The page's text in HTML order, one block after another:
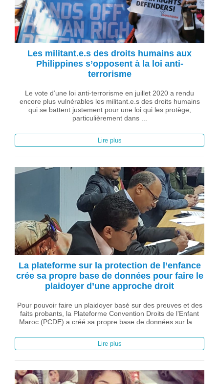
Les militant.e.s des droits humains aux
Philippines s’opposent à la loi anti-
terrorisme
Le vote d’une loi anti-terrorisme en juillet 2020 a rendu
encore plus vulnérables les militant.e.s des droits humains
qui se battent justement pour une loi qui les protège,
particulièrement dans ...
Lire plus
La plateforme sur la protection de l’enfance
crée sa propre base de données pour faire le
plaidoyer d’une approche droit
Pour pouvoir faire un plaidoyer basé sur des preuves et des
faits probants, la Plateforme Convention Droits de l’Enfant
Maroc (PCDE) a créé sa propre base de données sur la ...
Lire plus